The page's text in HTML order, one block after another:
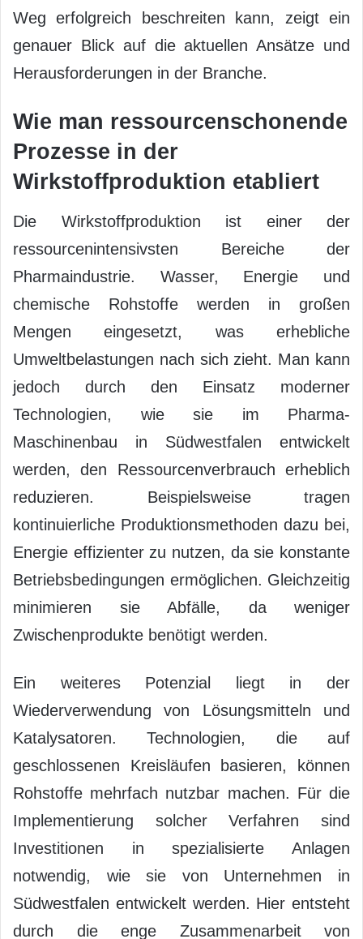
Weg erfolgreich beschreiten kann, zeigt ein
genauer Blick auf die aktuellen Ansätze und
Herausforderungen in der Branche.
Wie man ressourcenschonende
Prozesse in der
Wirkstoffproduktion etabliert
Die Wirkstoffproduktion ist einer der
ressourcenintensivsten Bereiche der
Pharmaindustrie. Wasser, Energie und
chemische Rohstoffe werden in großen
Mengen eingesetzt, was erhebliche
Umweltbelastungen nach sich zieht. Man kann
jedoch durch den Einsatz moderner
Technologien, wie sie im Pharma-
Maschinenbau in Südwestfalen entwickelt
werden, den Ressourcenverbrauch erheblich
reduzieren. Beispielsweise tragen
kontinuierliche Produktionsmethoden dazu bei,
Energie effizienter zu nutzen, da sie konstante
Betriebsbedingungen ermöglichen. Gleichzeitig
minimieren sie Abfälle, da weniger
Zwischenprodukte benötigt werden.
Ein weiteres Potenzial liegt in der
Wiederverwendung von Lösungsmitteln und
Katalysatoren. Technologien, die auf
geschlossenen Kreisläufen basieren, können
Rohstoffe mehrfach nutzbar machen. Für die
Implementierung solcher Verfahren sind
Investitionen in spezialisierte Anlagen
notwendig, wie sie von Unternehmen in
Südwestfalen entwickelt werden. Hier entsteht
durch die enge Zusammenarbeit von